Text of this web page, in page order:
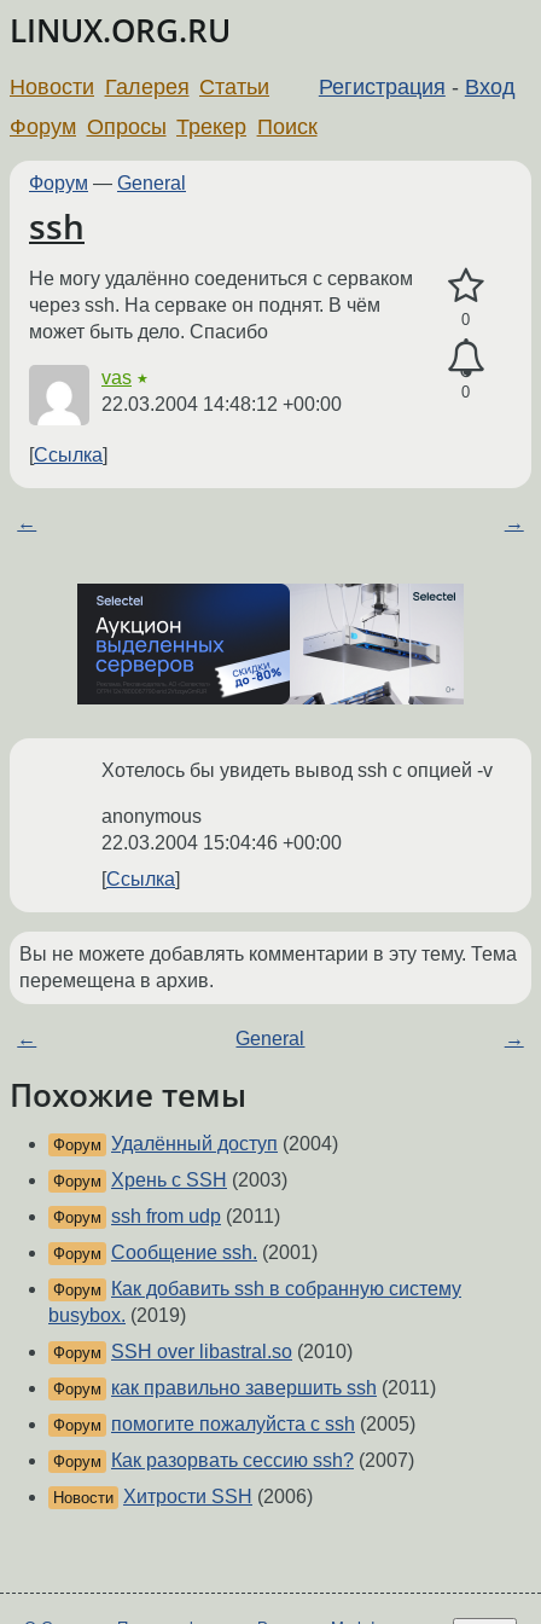
LINUX.ORG.RU
Регистрация - Вход
Новости Галерея Статьи
Форум Опросы Трекер Поиск
Форум — General
ssh
0
0
Не могу удалённо соедениться с серваком
через ssh. На серваке он поднят. В чём
может быть дело. Спасибо
vas ★
22.03.2004 14:48:12 +00:00
Ссылка
← →
Хотелось бы увидеть вывод ssh с опцией -v
anonymous
22.03.2004 15:04:46 +00:00
Ссылка
Вы не можете добавлять комментарии в эту тему. Тема
перемещена в архив.
← General →
Похожие темы
Форум Удалённый доступ (2004)
Форум Хрень с SSH (2003)
Форум ssh from udp (2011)
Форум Сообщение ssh. (2001)
Форум
Как добавить ssh в собранную систему
busybox. (2019)
Форум SSH over libastral.so (2010)
Форум как правильно завершить ssh (2011)
Форум помогите пожалуйста с ssh (2005)
Форум Как разорвать сессию ssh? (2007)
Новости Хитрости SSH (2006)